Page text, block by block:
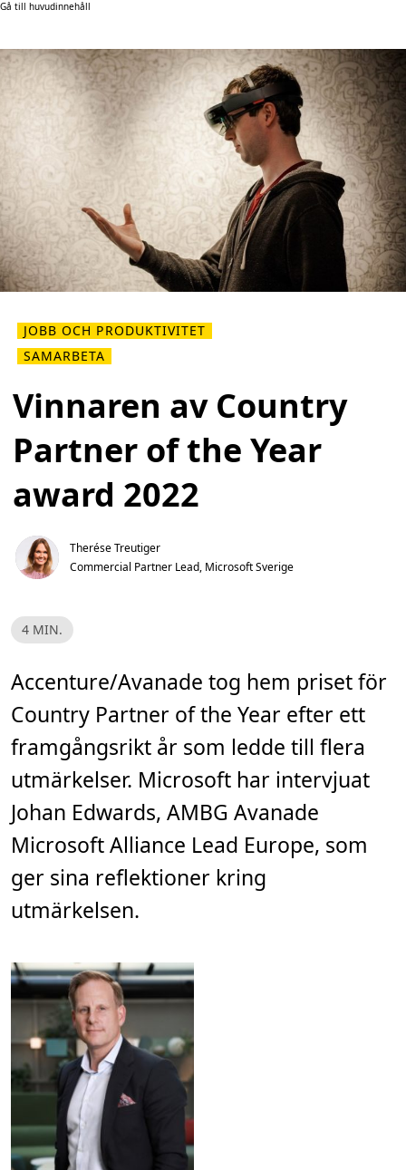
Gå till huvudinnehåll
JOBB OCH PRODUKTIVITET
SAMARBETA
Vinnaren av Country
Partner of the Year
award 2022
Therése Treutiger
Commercial Partner Lead, Microsoft Sverige
L
ä
d
4
m
4 MIN.
Accenture/Avanade tog hem priset för
Country Partner of the Year efter ett
framgångsrikt år som ledde till flera
utmärkelser. Microsoft har intervjuat
Johan Edwards, AMBG Avanade
Microsoft Alliance Lead Europe, som
ger sina reflektioner kring
utmärkelsen.